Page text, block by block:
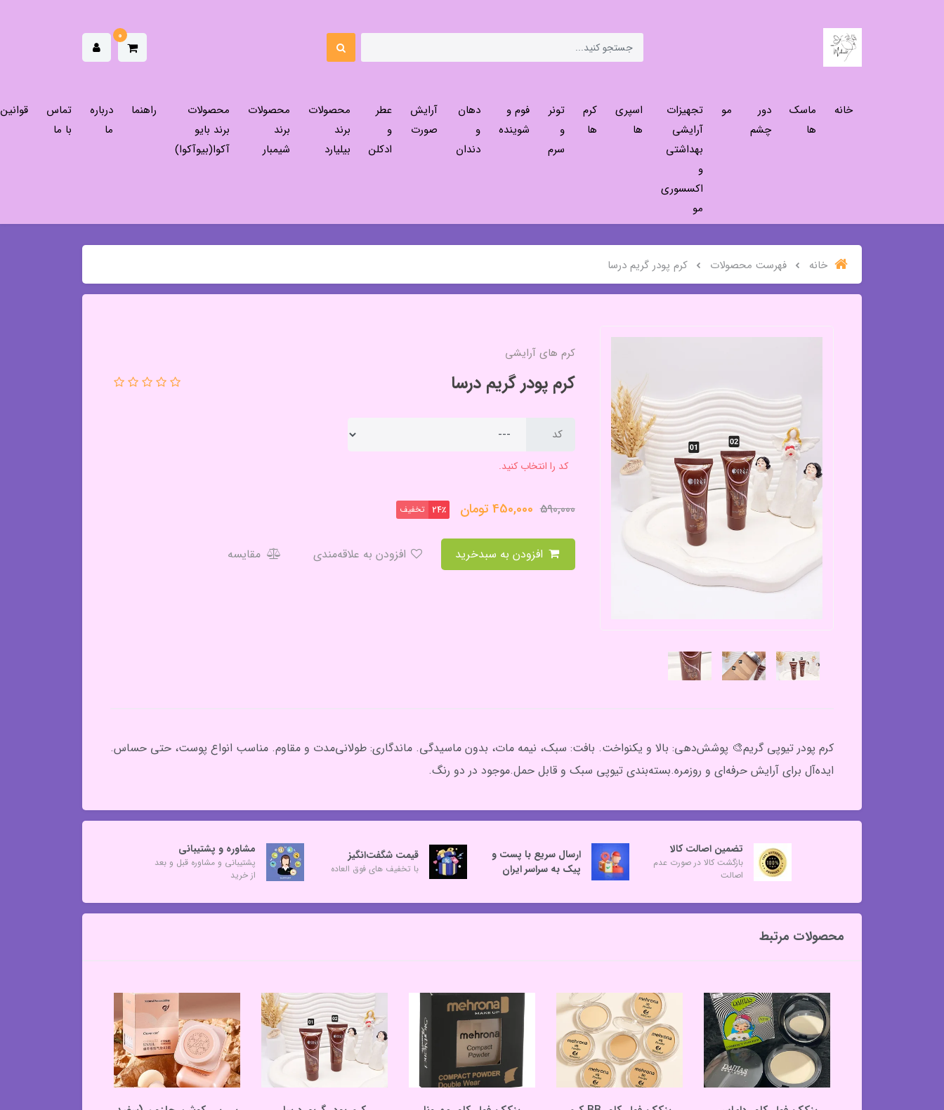
0
خانه
ماسک
ها
دور
چشم
مو
تجهیزات
آرایشی
بهداشتی
و
اکسسوری
مو
اسپری
ها
کرم
ها
تونر
و
سرم
فوم و
شوینده
دهان
و
دندان
آرایش
صورت
عطر
و
ادکلن
محصولات
برند
بیلیارد
محصولات
برند
شیمبار
محصولات
برند بایو
آکوا(بیوآکوا)
راهنما
درباره
ما
تماس
با ما
قوانین
خانه فهرست محصولات کرم پودر گریم درسا
کرم های آرایشی
کرم پودر گریم درسا
کد
کد را انتخاب کنید.
590,000
450,000تومان 24٪ تخفیف
مقایسه
کرم پودر تیوپی گریم🎨 پوشش‌دهی: بالا و یکنواخت. بافت: سبک، نیمه مات، بدون ماسیدگی. ماندگاری: طولانی‌مدت و مقاوم. مناسب انواع پوست، حتی حساس.
ایده‌آل برای آرایش حرفه‌ای و روزمره.بسته‌بندی تیوپی سبک و قابل حمل.موجود در دو رنگ.
تضمین اصالت کالا
بازگشت کالا در صورت عدم
اصالت
ارسال سریع با پست و
پیک به سراسر ایران
قیمت شگفت‌انگیز
با تخفیف های فوق العاده
مشاوره و پشتیبانی
پشتیبانی و مشاوره قبل و بعد
از خرید
محصولات مرتبط